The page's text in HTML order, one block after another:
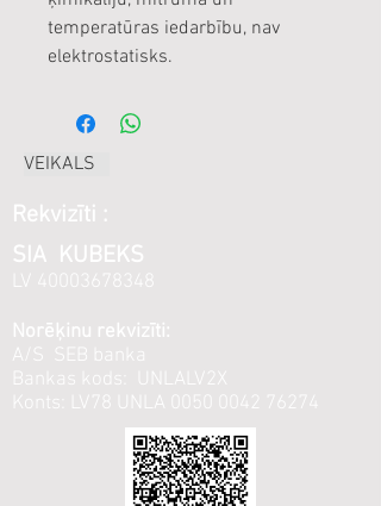
temperatūras iedarbību, nav
elektrostatisks.
VEIKALS
Rekvizīti :
SIA KUBEKS
LV 40003678348
Norēķinu rekvizīti:
A/S SEB banka
Bankas kods: UNLALV2X
Konts: LV78 UNLA
0050 0042 76274